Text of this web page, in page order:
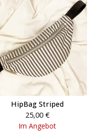
HipBag Striped
25,00 €
Im Angebot